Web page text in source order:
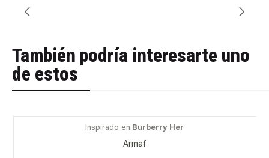
También podría interesarte uno
de estos
Inspirado en Burberry Her
Armaf